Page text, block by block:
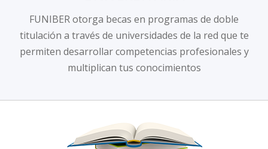
FUNIBER otorga becas en programas de doble
titulación a través de universidades de la red que te
permiten desarrollar competencias profesionales y
multiplican tus conocimientos